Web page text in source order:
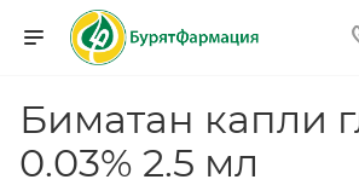
Биматан капли
0.03% 2.5 мл